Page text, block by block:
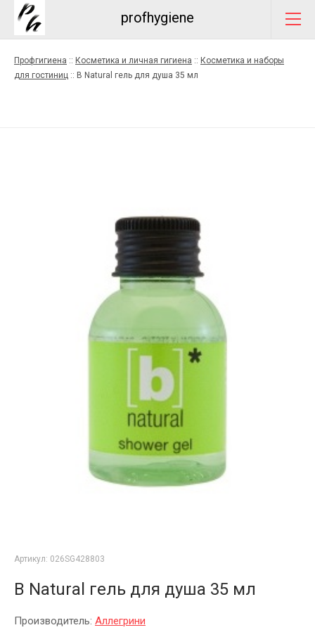
profhygiene
Профгигиена :: Косметика и личная гигиена :: Косметика и наборы
для гостиниц :: B Natural гель для душа 35 мл
Артикул: 026SG428803
B Natural гель для душа 35 мл
Производитель: Аллегрини